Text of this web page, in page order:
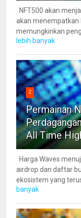
NFT500 akan
akan menempatkan
memungkinkan
lebih banyak
2
Permainan
All Time
Harga Waves
airdrop dan daftar
ekosistem yang
banyak